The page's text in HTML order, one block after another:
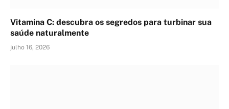
Vitamina C: descubra os segredos para turbinar sua
saúde naturalmente
julho 16, 2026